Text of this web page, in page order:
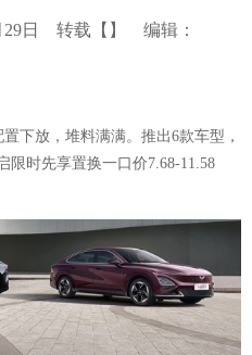
日 转载【】 编辑：
置下放，堆料满满。推出6款车型，
限时先享置换一口价7.68-11.58